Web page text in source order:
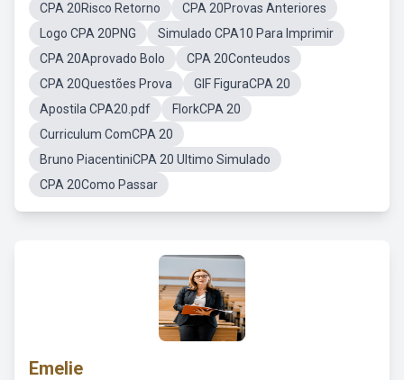
CPA 20Risco Retorno
CPA 20Provas Anteriores
Logo CPA 20PNG
Simulado CPA10 Para Imprimir
CPA 20Aprovado Bolo
CPA 20Conteudos
CPA 20Questões Prova
GIF FiguraCPA 20
Apostila CPA20.pdf
FlorkCPA 20
Curriculum ComCPA 20
Bruno PiacentiniCPA 20 Ultimo Simulado
CPA 20Como Passar
Emelie